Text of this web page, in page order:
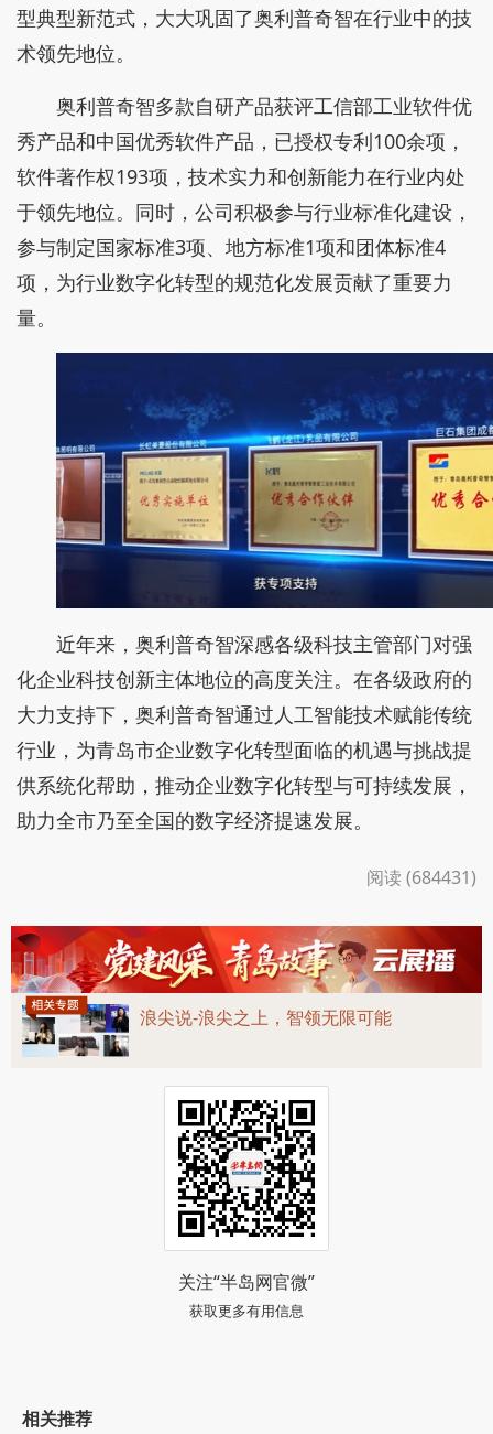
型典型新范式，大大巩固了奥利普奇智在行业中的技
术领先地位。
奥利普奇智多款自研产品获评工信部工业软件优
秀产品和中国优秀软件产品，已授权专利100余项，
软件著作权193项，技术实力和创新能力在行业内处
于领先地位。同时，公司积极参与行业标准化建设，
参与制定国家标准3项、地方标准1项和团体标准4
项，为行业数字化转型的规范化发展贡献了重要力
量。
近年来，奥利普奇智深感各级科技主管部门对强
化企业科技创新主体地位的高度关注。在各级政府的
大力支持下，奥利普奇智通过人工智能技术赋能传统
行业，为青岛市企业数字化转型面临的机遇与挑战提
供系统化帮助，推动企业数字化转型与可持续发展，
助力全市乃至全国的数字经济提速发展。
阅读 (684431)
浪尖说-浪尖之上，智领无限可能
关注“半岛网官微”
获取更多有用信息
相关推荐